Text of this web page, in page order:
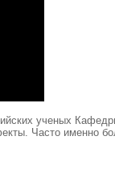
ученых
Часто именно